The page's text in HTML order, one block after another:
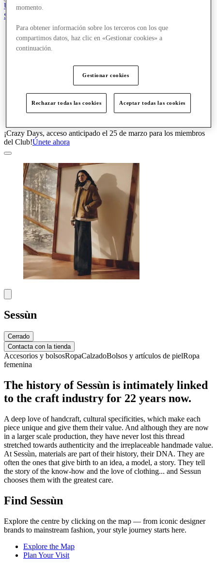
Únete al Club
Salvado
Tiendas
Ofertas
Tarjetas regalo
Más
¡Crazy Days, acceso anticipado el 25 de marzo para los miembros
del Club!Únete ahora
Sessùn
Cerrado
Contacta con la tienda
Accesorios y bolsosRopaCalzadoBolsos y artículos de pielRopa
femenina
The history of Sessùn is intimately linked
to the craft industry for 22 years now.
A deep love of handcraft, cultural specificities, which make each
piece unique and give them their value. And although they are now
in a larger scale production, they have never lost this thread
stretched towards authenticity and the irreplaceable handmade value.
At Sessùn, materials are part of their history, their DNA. They are
often the ones that give birth to an idea, a model, a story. They tell
the story of the know-how and the love of clothing... and Sessun
chooses them with the greatest care.
Find Sessùn
Explore the centre by clicking on the map — from iconic designer
brands to mainstream fashion, your style journey starts here.
Explore the Map
Plan Your Visit
momento.
Para obtener información sobre los terceros con los que
compartimos datos, haz clic en «Gestionar cookies» a
continuación.
Gestionar cookies
Rechazar todas las cookies Aceptar todas las cookies